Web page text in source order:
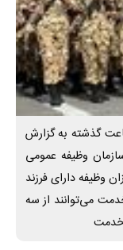
سربازان مهم‌ترین اخبار ۲۴ ساعت گذشته به گزارش
وظیفه عمومی
وظیفه دارای فرزند
می‌توانند از سه
خدمت